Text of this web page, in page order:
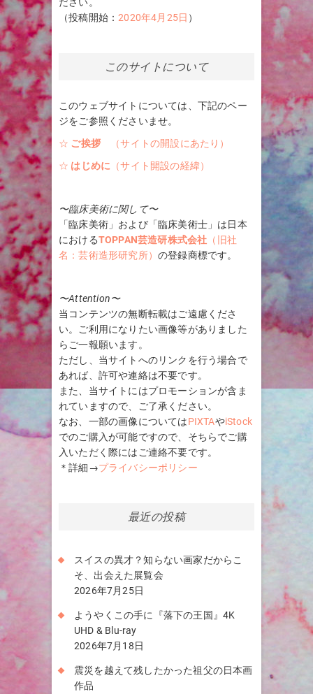
（投稿開始：2020年4月25日 ）
このサイトについて
このウェブサイトについては、下記のペー
ジをご参照くださいませ。
☆ ご挨拶
（サイトの開設にあたり）
☆ はじめに （サイト開設の経緯）
〜臨床美術に関して〜
「臨床美術」および「臨床美術士」は日本
におけるTOPPAN芸造研株式会社 （旧社
名：芸術造形研究所） の登録商標です。
〜Attention〜
当コンテンツの無断転載はご遠慮くださ
い。ご利用になりたい画像等がありました
らご一報願います。
ただし、当サイトへのリンクを行う場合で
あれば、許可や連絡は不要です。
また、当サイトにはプロモーションが含ま
れていますので、ご了承ください。
なお、一部の画像についてはPIXTAやiStock
でのご購入が可能ですので、そちらでご購
入いただく際にはご連絡不要です。
＊詳細→プライバシーポリシー
最近の投稿
スイスの異才？知らない画家だからこ
そ、出会えた展覧会
2026年7月25日
ようやくこの手に『落下の王国』4K
UHD & Blu-ray
2026年7月18日
震災を越えて残したかった祖父の日本画
作品